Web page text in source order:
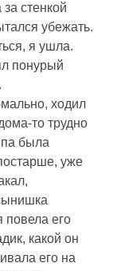
стенкой
убежать.
я ушла.
понурый
ходил
то трудно
была
уже
повела его
какой он
его на